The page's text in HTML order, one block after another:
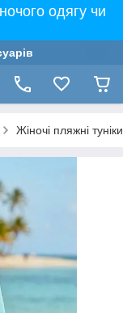
одягу чи
Жіночі пляжні